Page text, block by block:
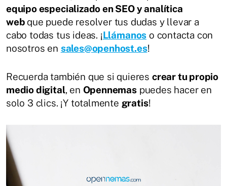
equipo especializado en SEO y analítica
web que puede resolver tus dudas y llevar a
cabo todas tus ideas. ¡Llámanos o contacta con
nosotros en sales@openhost.es!
Recuerda también que si quieres crear tu propio
medio digital, en Opennemaspuedes hacer en
solo 3 clics. ¡Y totalmente gratis!